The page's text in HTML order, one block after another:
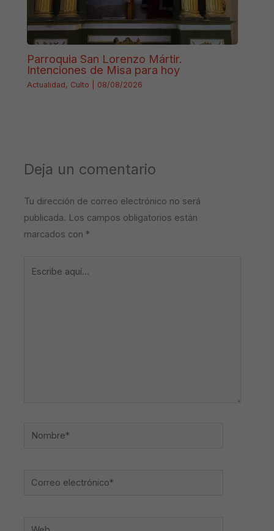
Parroquia San Lorenzo Mártir.
Intenciones de Misa para hoy
Actualidad, Culto 08/08/2026
Deja un comentario
Tu dirección de correo electrónico no será
publicada. Los campos obligatorios están
marcados con *
Nombre*
Correo
Web